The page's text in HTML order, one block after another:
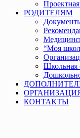
Проектная
РОДИТЕЛЯМ
“Моя
Школьная
КОНТАКТЫ